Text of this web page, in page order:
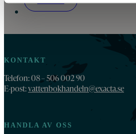
KONTAKT
Telefon: 08 – 506 002 90
E-post:vattenbokhandeln@exacta.se
HANDLA AV OSS